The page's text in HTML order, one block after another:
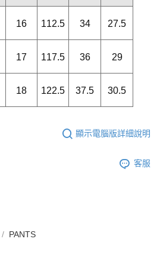
16 112.5 34 27.5
17 117.5 36 29
18 122.5 37.5 30.5
顯示電腦版詳細說明
客服
PANTS